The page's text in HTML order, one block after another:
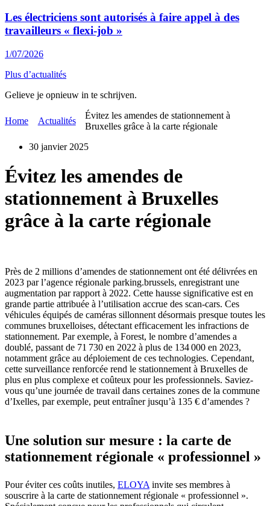
Les électriciens sont autorisés à faire appel à des
travailleurs « flexi-job »
1/07/2026
Plus d’actualités
Gelieve je opnieuw in te schrijven.
Home Actualités
Évitez les amendes de stationnement à
Bruxelles grâce à la carte régionale
30 janvier 2025
Évitez les amendes de
stationnement à Bruxelles
grâce à la carte régionale
Près de 2 millions d’amendes de stationnement ont été délivrées en
2023 par l’agence régionale parking.brussels, enregistrant une
augmentation par rapport à 2022. Cette hausse significative est en
grande partie attribuée à l’utilisation accrue des scan-cars. Ces
véhicules équipés de caméras sillonnent désormais presque toutes les
communes bruxelloises, détectant efficacement les infractions de
stationnement. Par exemple, à Forest, le nombre d’amendes a
doublé, passant de 71 730 en 2022 à plus de 134 000 en 2023,
notamment grâce au déploiement de ces technologies. Cependant,
cette surveillance renforcée rend le stationnement à Bruxelles de
plus en plus complexe et coûteux pour les professionnels. Saviez-
vous qu’une journée de travail dans certaines zones de la commune
d’Ixelles, par exemple, peut entraîner jusqu’à 135 € d’amendes ?
Une solution sur mesure : la carte de
stationnement régionale « professionnel »
Pour éviter ces coûts inutiles, ELOYAinvite ses membres à
souscrire à la carte de stationnement régionale « professionnel ».